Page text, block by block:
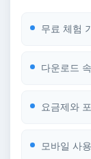
무료 체험
다운로드
요금제와
모바일 사